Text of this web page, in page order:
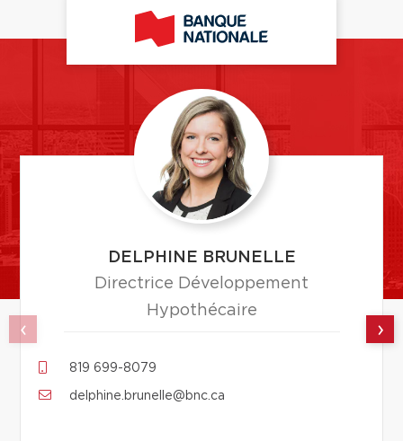
DELPHINE BRUNELLE
Directrice Développement
Hypothécaire
819 699-8079
delphine.brunelle@bnc.ca
›
‹